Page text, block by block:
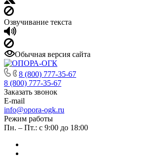
Озвучивание текста
Обычная версия сайта
8 (800) 777-35-67
8 (800) 777-35-67
Заказать звонок
E-mail
info@opora-ogk.ru
Режим работы
Пн. – Пт.: с 9:00 до 18:00